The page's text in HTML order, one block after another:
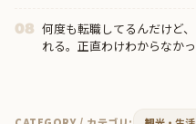
08 何度も転職してるんだけど
れる。正直わけわからなか